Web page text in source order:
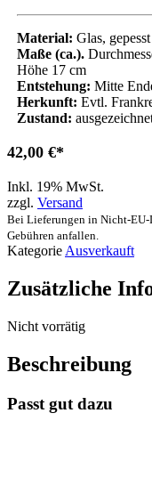
Material: Glas, gepesst
Maße (ca.).
Höhe 17 cm
Entstehung: Mitte
Herkunft: Evtl.
Zustand:
42,00 €
Inkl. 19% MwSt.
zzgl. Versand
Bei Lieferungen in Nicht-EU-
Gebühren anfallen.
Kategorie Ausverkauft
Zusätzliche
Nicht vorrätig
Beschreibung
Passt gut dazu